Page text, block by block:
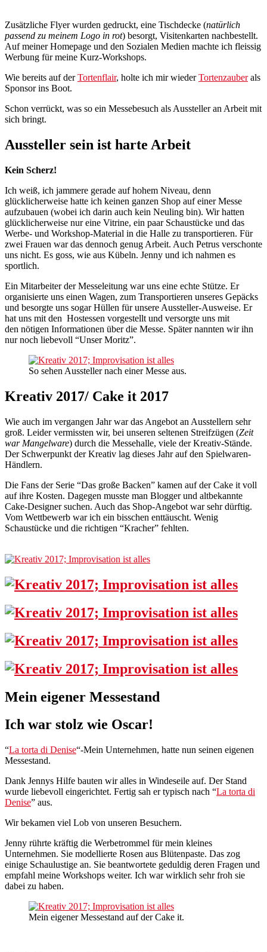
Zusätzliche Flyer wurden gedruckt, eine Tischdecke (natürlich
passend zu meinem Logo in rot) besorgt, Visitenkarten nachbestellt.
Auf meiner Homepage und den Sozialen Medien machte ich fleissig
Werbung für meine Kurz-Workshops.
Wie bereits auf derTortenflair, holte ich mir wiederTortenzauberals
Sponsor ins Boot.
Schon verrückt, was so ein Messebesuch als Aussteller an Arbeit mit
sich bringt.
Aussteller sein ist harte Arbeit
Kein Scherz!
Ich weiß, ich jammere gerade auf hohem Niveau, denn
glücklicherweise hatte ich keinen ganzen Shop auf einer Messe
aufzubauen (wobei ich darin auch kein Neuling bin). Wir hatten
glücklicherweise nur eine Vitrine, ein paar Schaustücke und das
Werbe- und Workshop-Material in die Halle zu transportieren. Für
zwei Frauen war das dennoch genug Arbeit. Auch Petrus verschonte
uns nicht. Es goss, wie aus Kübeln. Jenny und ich nahmen es
sportlich.
Ein Mitarbeiter der Messeleitung war uns eine echte Stütze. Er
organisierte uns einen Wagen, zum Transportieren unseres Gepäcks
und besorgte uns sogar Hüllen für unsere Aussteller-Ausweise. Er
hat uns mit den Hostessen vorgestellt und versorgte uns mit
den nötigen Informationen über die Messe. Später nannten wir ihn
nur noch liebevoll “Unser Moritz”.
So sehen Aussteller nach einer Messe aus.
Kreativ 2017/ Cake it 2017
Wie auch im vergangen Jahr war das Angebot an Ausstellern sehr
groß. Leider vermissten wir, bei unseren seltenen Streifzügen (Zeit
war Mangelware) durch die Messehalle, viele der Kreativ-Stände.
Der Schwerpunkt der Kreativ lag dieses Jahr auf den Spielwaren-
Händlern.
Die Fans der Serie “Das große Backen” kamen auf der Cake it voll
auf ihre Kosten. Dagegen musste man Blogger und altbekannte
Cake-Designer suchen. Auch das Shop-Angebot war sehr dürftig.
Vom Wettbewerb war ich ein bisschen enttäuscht. Wenig
Schaustücke und die richtigen “Kracher” fehlten.
Mein eigener Messestand
Ich war stolz wie Oscar!
“La torta di Denise“-Mein Unternehmen, hatte nun seinen eigenen
Messestand.
Dank Jennys Hilfe bauten wir alles in Windeseile auf. Der Stand
wurde liebevoll eingerichtet. Fertig sah er typisch nach “La torta di
Denise” aus.
Wir bekamen viel Lob von unseren Besuchern.
Jenny rührte kräftig die Werbetrommel für mein kleines
Unternehmen. Sie modellierte Rosen aus Blütenpaste. Das zog
einige Schaulustige an. Sie beantwortete geduldig deren Fragen und
empfahl meine Workshops weiter. Ich war wirklich sehr froh sie
dabei zu haben.
Mein eigener Messestand auf der Cake it.